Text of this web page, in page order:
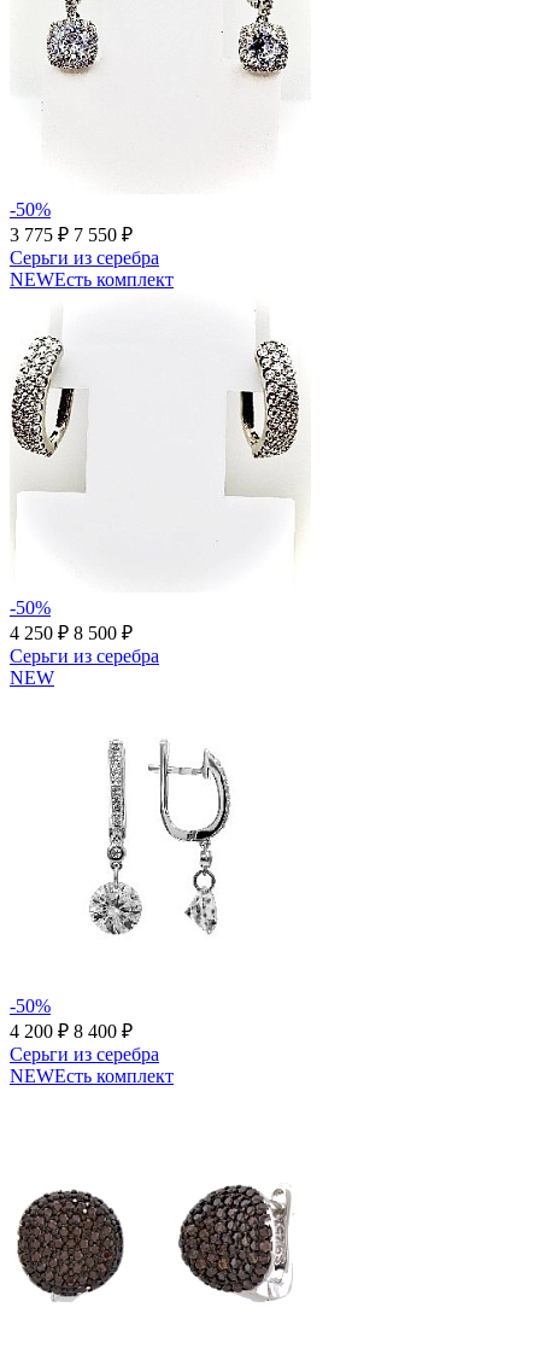
-50%
3 775 ₽ 7 550 ₽
Серьги из серебра
NEWЕсть комплект
-50%
4 250 ₽ 8 500 ₽
Серьги из серебра
NEW
-50%
4 200 ₽ 8 400 ₽
Серьги из серебра
NEWЕсть комплект